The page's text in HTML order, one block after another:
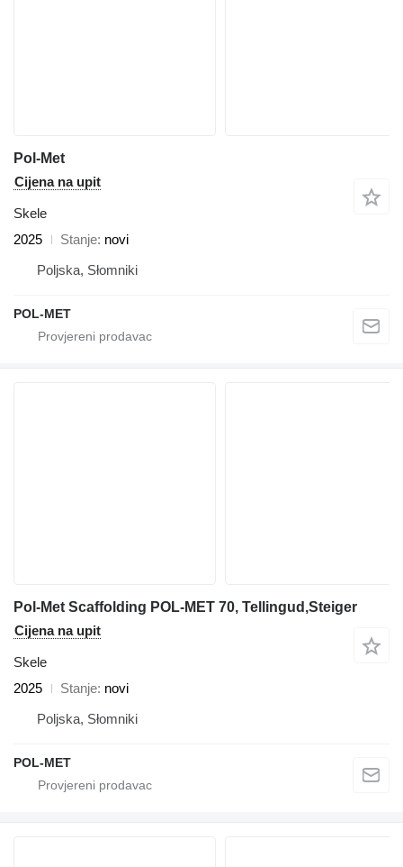
Pol-Met
Cijena na upit
Skele
2025
Stanje novi
Poljska, Słomniki
POL-MET
Pol-Met Scaffolding POL-MET 70, Tellingud,Steiger
Cijena na upit
Skele
2025
Stanje novi
Poljska, Słomniki
POL-MET